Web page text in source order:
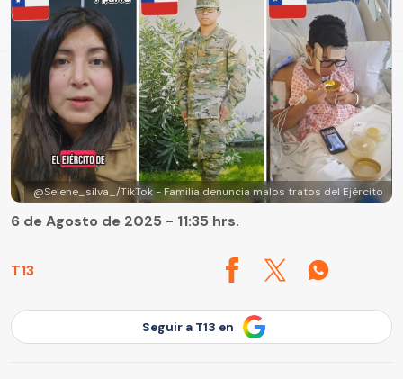
@Selene_silva_/TikTok - Familia denuncia malos tratos del Ejército
T13
6 de Agosto de 2025 - 11:35 hrs.
Seguir a T13 en